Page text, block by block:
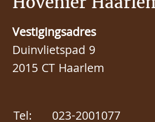
Vestigingsadres
Duinvlietspad 9
2015 CT Haarlem
Tel: 023-2001077